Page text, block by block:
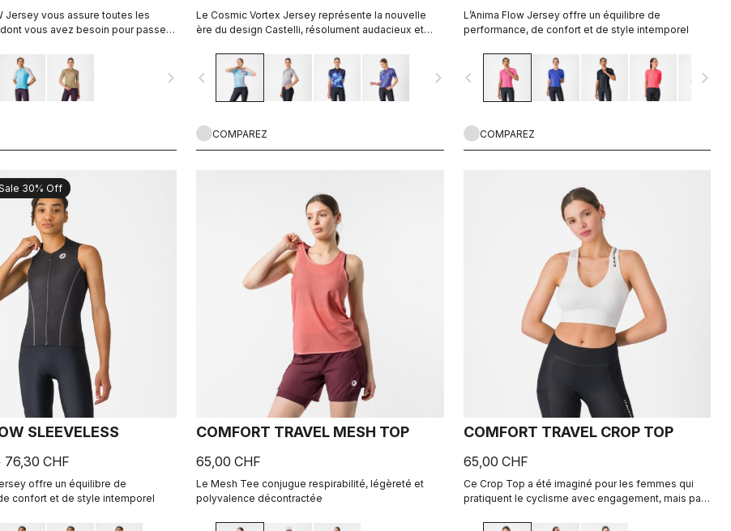
Jersey vous assure toutes les
vous avez besoin pour passer
navigate_next
Le Cosmic Vortex Jersey représente la nouvelle
ère du design Castelli, résolument audacieux et
navigate_before navigate_next
COMPAREZ
L’Anima Flow Jersey offre un équilibre de
performance, de confort et de style intemporel
navigate_before navigate_next
COMPAREZ
30% Off
SLEEVELESS
76,30 CHF
offre un équilibre de
confort et de style intemporel
COMFORT TRAVEL MESH TOP
65,00 CHF
Le Mesh Tee conjugue respirabilité, légèreté et
polyvalence décontractée
COMFORT TRAVEL CROP TOP
65,00 CHF
Ce Crop Top a été imaginé pour les femmes qui
pratiquent le cyclisme avec engagement, mais pas